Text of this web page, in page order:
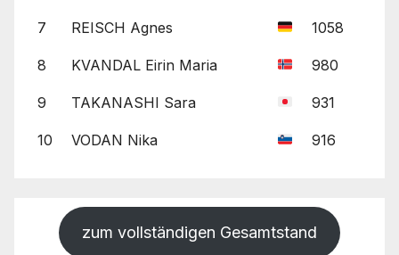
7 REISCH Agnes 1058
8 KVANDAL Eirin Maria 980
9 TAKANASHI Sara 931
10 VODAN Nika 916
zum vollständigen Gesamtstand